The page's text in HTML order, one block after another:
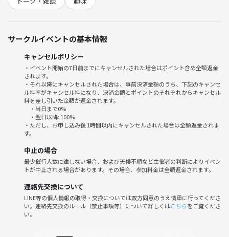
1100円（早割）
・アイスブレイク
・MARVEL談義（トークテーマをこちらで用意し、話すテーマを皆様に
選んで頂きます）
・私の推しキャラ、推し作品プレゼン（プレゼンは希望者のみ）
・MARVELの新作映画、新作ゲームのトレーラーを観よう
注意事項
・会場の施設内には他のお客様もいらっしゃる為、他の方にご迷惑をお
かけする事が無いよう、お願い致します。
・ビジネスや宗教などの勧誘目的での参加は、禁止とさせていただきま
・映画のDVDや原作のコミック本、キャラクターのフィギュアなどのグ
ッズの持ち込みは自由と致しますが、各自管理をお願い致します。万が
一盗難や破損に遭われても、主催は責任を負いませんのでご了承下さ
サークルイベントの基本情報
キャンセルポリシー
・イベント開始の7日前までにキャンセルされた場合はポイント含め全額返金
されます。
・それ以降にキャンセルされた場合は、事前決済金額のうち、下記のキャンセ
ル料率がキャンセル料になり、決済金額とポイントのそれぞれからキャンセル
料を差し引いた金額が返金されます。
・当日まで0%
・翌日以降: 100%
・ただし、お申し込み後 1時間以内にキャンセルされた場合は全額返金されま
す。
中止の場合
最少催行人数に達しない場合、および天候不順など主催者の判断によりイベン
トが中止される場合があります。その場合、参加料金は全額返金されます。
連絡先交換について
LINE等の個人情報の取得・交換については双方同意のうえ慎重に行ってくださ
い。連絡先交換のルール（禁止事項等）について詳しくはこちらをご覧くださ
い。